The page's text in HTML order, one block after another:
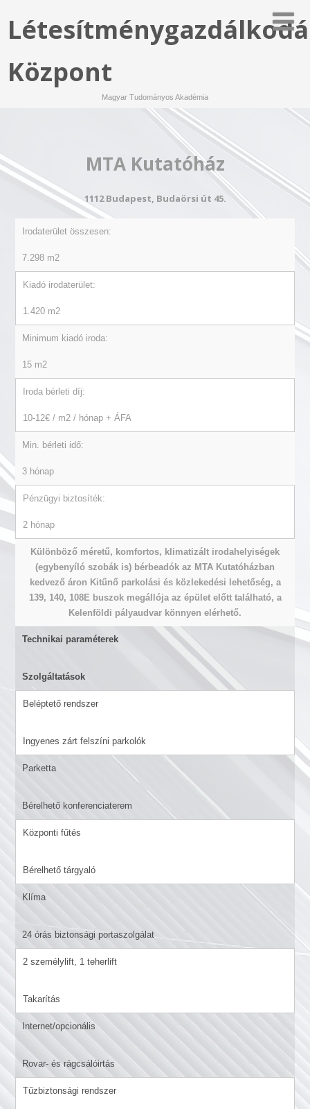
Központ
Magyar Tudományos Akadémia
MTA Kutatóház
1112 Budapest, Budaörsi út 45.
Irodaterület összesen:
7.298 m2
Kiadó irodaterület:
1.420 m2
Minimum kiadó iroda:
15 m2
Iroda bérleti díj:
10-12€ / m2 / hónap + ÁFA
Min. bérleti idő:
3 hónap
Pénzügyi biztosíték:
2 hónap
Különböző méretű, komfortos, klimatizált irodahelyiségek
(egybenyíló szobák is) bérbeadók az MTA Kutatóházban
kedvező áron Kitűnő parkolási és közlekedési lehetőség, a
139, 140, 108E buszok megállója az épület előtt található, a
Kelenföldi pályaudvar könnyen elérhető.
Technikai paraméterek
Szolgáltatások
Beléptető rendszer
Ingyenes zárt felszíni parkolók
Parketta
Bérelhető konferenciaterem
Központi fűtés
Bérelhető tárgyaló
Klíma
24 órás biztonsági portaszolgálat
2 személylift, 1 teherlift
Takarítás
Internet/opcionális
Rovar- és rágcsálóirtás
Tűzbiztonsági rendszer